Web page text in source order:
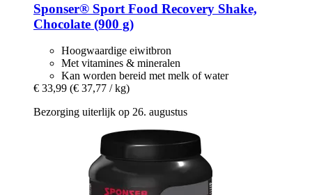
Sponser® Sport Food Recovery Shake,
Chocolate (900 g)
Hoogwaardige eiwitbron
Met vitamines & mineralen
Kan worden bereid met melk of water
€ 33,99 (€ 37,77 / kg)
Bezorging uiterlijk op 26. augustus